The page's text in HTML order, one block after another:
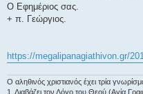
Ο Εφημέριος σας.
+ π. Γεώργιος.
https://megalipanagiathivon.gr/
Ο αληθινός χριστιανός έχει τρία
1. Διαβάζει τον Λόγο του Θεού (Αγία